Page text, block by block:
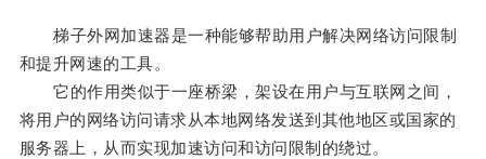
梯子外网加速器是一种能够帮助用户解决网络访问限制
和提升网速的工具。
它的作用类似于一座桥梁，架设在用户与互联网之间，
将用户的网络访问请求从本地网络发送到其他地区或国家的
服务器上，从而实现加速访问和访问限制的绕过。